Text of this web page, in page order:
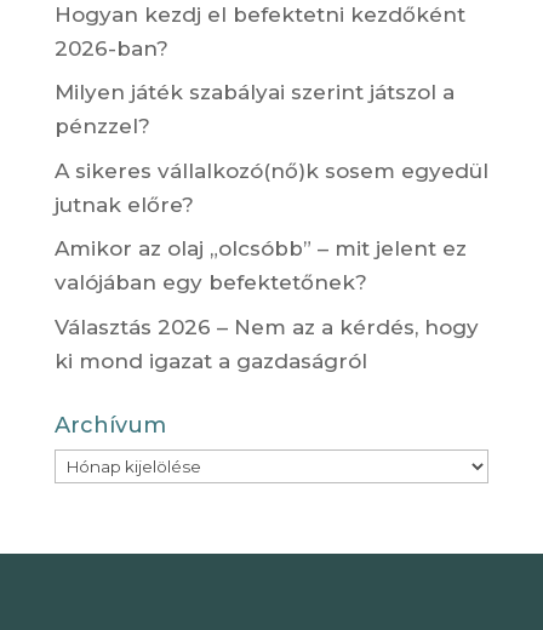
Hogyan kezdj el befektetni kezdőként
2026-ban?
Milyen játék szabályai szerint játszol a
pénzzel?
A sikeres vállalkozó(nő)k sosem egyedül
jutnak előre?
Amikor az olaj „olcsóbb” – mit jelent ez
valójában egy befektetőnek?
Választás 2026 – Nem az a kérdés, hogy
ki mond igazat a gazdaságról
Archívum
Archívum